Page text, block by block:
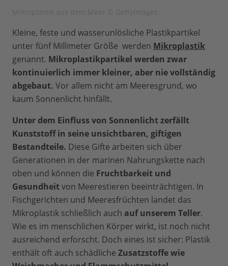
Kleine, feste und wasserunlösliche Plastikpartikel
unter fünf Millimeter Größe werden Mikroplastik
genannt. Mikroplastikpartikel werden zwar
kontinuierlich immer kleiner, aber nie vollständig
abgebaut. Vor allem nicht am Meeresgrund, wo
kaum Sonnenlicht hinfällt.
Unter dem Einfluss von Sonnenlicht zerfällt
Kunststoff in seine unsichtbaren, giftigen
Bestandteile. Diese Gifte arbeiten sich über
Generationen in der marinen Nahrungskette nach
oben und können die Fruchtbarkeit und
Gesundheitvon Meerestieren beeinträchtigen. In
Fischgerichten und Meeresfrüchten landet das
Mikroplastik schließlich auch auf unserem Teller.
Wie es im menschlichen Körper wirkt, ist noch nicht
ausreichend erforscht. Doch eines ist sicher: Plastik
enthält oft auch schädliche Zusatzstoffe wie